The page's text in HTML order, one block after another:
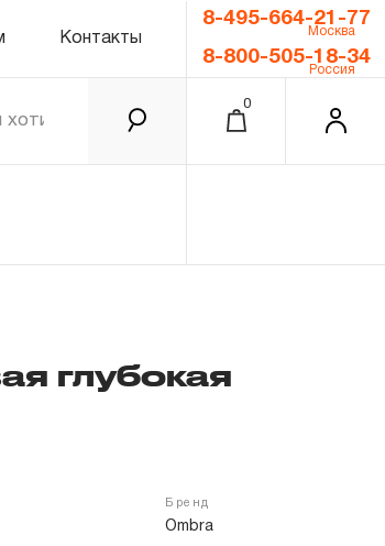
Контакты
8-495-664-21-77
Москва
8-800-505-18-34
Россия
0
глубокая
Бренд
Ombra